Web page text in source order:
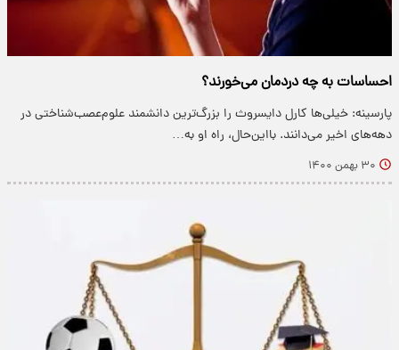
احساسات به چه دردمان می‌خورند؟
پارسینه: خیلی‌ها کارل دایسروث را بزرگ‌ترین دانشمند علوم‌عصب‌شناختی در
دهه‌های اخیر می‌دانند. بااین‌حال، راه او به…
۳۰ بهمن ۱۴۰۰